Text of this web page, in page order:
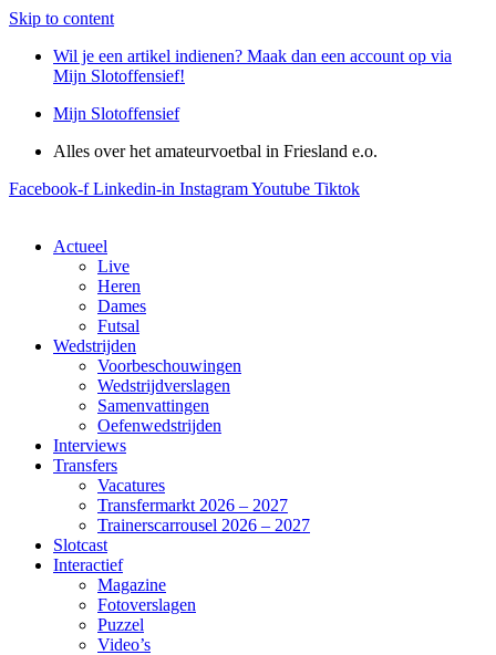
Skip to content
Wil je een artikel indienen? Maak dan een account op via
Mijn Slotoffensief!
Mijn Slotoffensief
Alles over het amateurvoetbal in Friesland e.o.
Facebook-f Linkedin-in InstagramYoutube Tiktok
Actueel
Live
Heren
Dames
Futsal
Wedstrijden
Voorbeschouwingen
Wedstrijdverslagen
Samenvattingen
Oefenwedstrijden
Interviews
Transfers
Vacatures
Transfermarkt 2026 – 2027
Trainerscarrousel 2026 – 2027
Slotcast
Interactief
Magazine
Fotoverslagen
Puzzel
Video’s